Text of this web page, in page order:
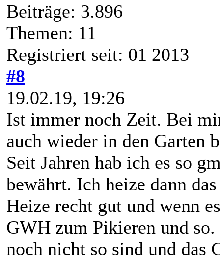
Beiträge: 3.896
Themen: 11
Registriert seit: 01 2013
#8
19.02.19, 19:26
Ist immer noch Zeit. Bei
auch wieder in den Garten
Seit Jahren hab ich es so
bewährt. Ich heize dann
Heize recht gut und wenn
GWH zum Pikieren und
noch nicht so sind und das